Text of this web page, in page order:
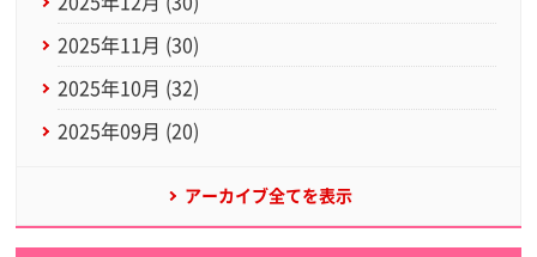
2025年11月 (30)
2025年10月 (32)
2025年09月 (20)
アーカイブ全てを表示